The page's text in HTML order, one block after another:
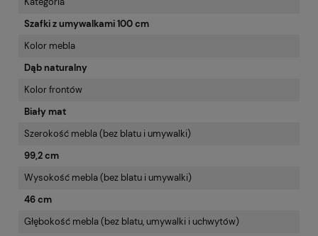
Szafki z umywalkami 100 cm
Kolor mebla
Dąb naturalny
Kolor frontów
Biały mat
Szerokość mebla (bez blatu i umywalki)
99,2 cm
Wysokość mebla (bez blatu i umywalki)
46 cm
Głębokość mebla (bez blatu, umywalki i uchwytów)